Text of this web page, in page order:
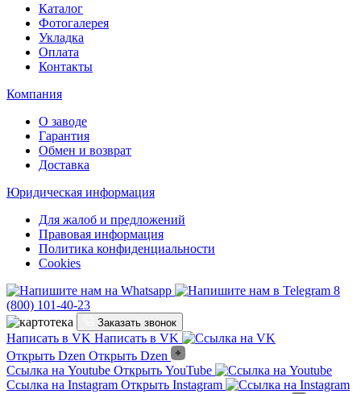
Каталог
Фотогалерея
Укладка
Оплата
Контакты
Компания
О заводе
Гарантия
Обмен и возврат
Доставка
Юридическая информация
Для жалоб и предложений
Правовая информация
Политика конфиденциальности
Cookies
8
(800) 101-40-23
Заказать звонок
Написать в VK Написать в VK
Открыть Dzen Открыть Dzen
Ссылка на Youtube Открыть YouTube
Ссылка на Instagram Открыть Instagram